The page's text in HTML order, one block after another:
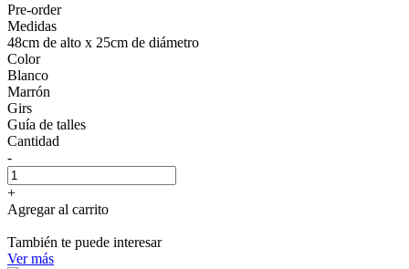
Pre-order
Medidas
48cm de alto x 25cm de diámetro
Color
Blanco
Marrón
Girs
Guía de talles
Cantidad
-
+
Agregar al carrito
También te puede interesar
Ver más